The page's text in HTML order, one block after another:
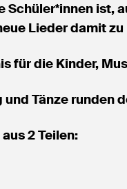
Schüler*innen ist,
Lieder damit
für die Kinder,
Tänze runden
2 Teilen: